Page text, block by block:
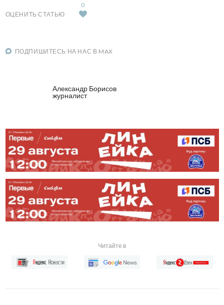
ОЦЕНИТЬ СТАТЬЮ
0
ПОДПИШИТЕСЬ НА НАС В MAX
Александр Борисов
журналист
Читайте в